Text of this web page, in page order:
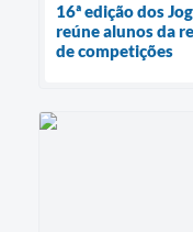
16ª edição dos
reúne alunos da
de competições